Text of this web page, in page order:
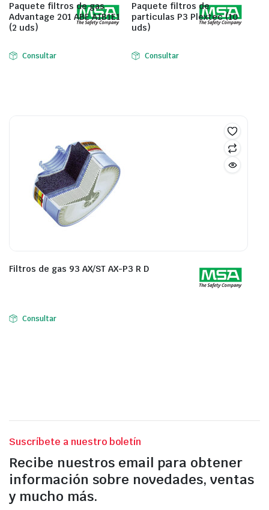
Paquete filtros de gas
Advantage 201 ABE A1B1E1
(2 uds)
Consultar
Paquete filtros de
particulas P3 Plextec (10
uds)
Consultar
Filtros de gas 93 AX/ST AX-P3 R D
Consultar
Suscríbete a nuestro boletín
Recibe nuestros email para obtener
información sobre novedades, ventas
y mucho más.